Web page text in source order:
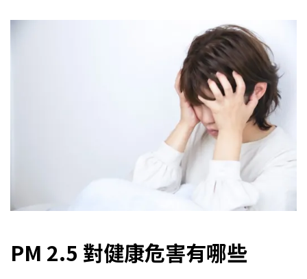
PM 2.5 對健康危害有哪些